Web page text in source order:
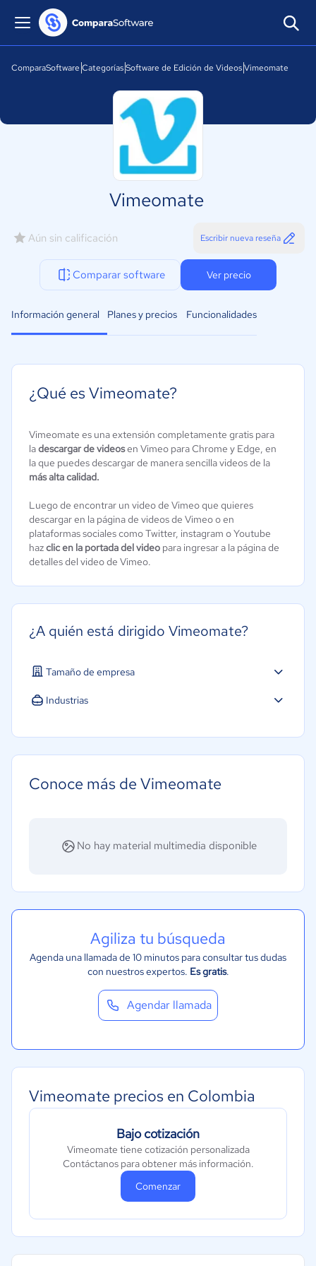
ComparaSoftware CategoríasSoftware de Edición de VideosVimeomate
Vimeomate
Aún sin calificación Escribir nueva reseña
Comparar software Ver precio
Información general Planes y precios Funcionalidades
¿Qué es Vimeomate?
Vimeomate es una extensión completamente gratis para
ladescargar de videosen Vimeo para Chrome y Edge, en
la que puedes descargar de manera sencilla videos de la
más alta calidad.
Luego de encontrar un video de Vimeo que quieres
descargar en la página de videos de Vimeo o en
plataformas sociales como Twitter, instagram o Youtube
hazclic en la portada del video para ingresar a la página de
detalles del video de Vimeo.
¿A quién está dirigido Vimeomate?
Tamaño de empresa
Industrias
Conoce más de Vimeomate
No hay material multimedia disponible
Agiliza tu búsqueda
Agenda una llamada de 10 minutos para consultar tus dudas
con nuestros expertos. Es gratis.
Agendar llamada
Vimeomate precios en Colombia
Bajo cotización
Vimeomate tiene cotización personalizada
Contáctanos para obtener más información.
Comenzar